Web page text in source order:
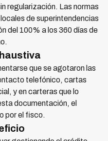
regularización. Las normas
de superintendencias
del 100% a los 360 días de
que se agotaron las
telefónico, cartas
y en carteras que lo
documentación, el
por el fisco.